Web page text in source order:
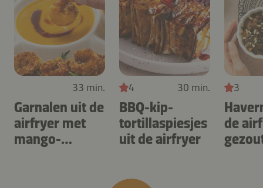
33 min.
Garnalen uit de
airfryer met
mango-
4 30 min.
BBQ-kip-
tortillaspiesjes
uit de airfryer
3
de